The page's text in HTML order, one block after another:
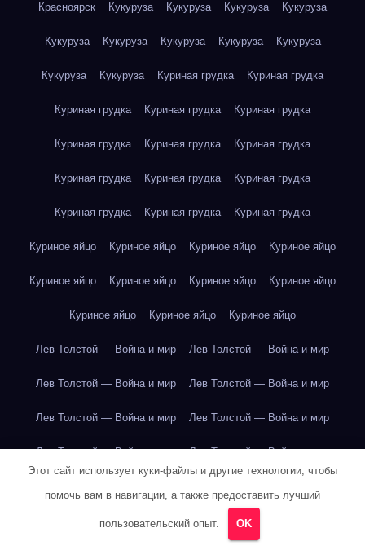
Красноярск Кукуруза Кукуруза Кукуруза Кукуруза
Кукуруза Кукуруза Кукуруза Кукуруза Кукуруза
Кукуруза Кукуруза Куриная грудка Куриная грудка
Куриная грудка Куриная грудка Куриная грудка
Куриная грудка Куриная грудка Куриная грудка
Куриная грудка Куриная грудка Куриная грудка
Куриная грудка Куриная грудка Куриная грудка
Куриное яйцо Куриное яйцо Куриное яйцо Куриное яйцо
Куриное яйцо Куриное яйцо Куриное яйцо Куриное яйцо
Куриное яйцо Куриное яйцо Куриное яйцо
Лев Толстой — Война и мир Лев Толстой — Война и мир
Лев Толстой — Война и мир Лев Толстой — Война и мир
Лев Толстой — Война и мир Лев Толстой — Война и мир
Лев Толстой — Война и мир Лев Толстой — Война и мир
Лев Толстой — Война и мир Лев Толстой — Война и мир
Этот сайт использует куки-файлы и другие технологии, чтобы
помочь вам в навигации, а также предоставить лучший
пользовательский опыт. OK